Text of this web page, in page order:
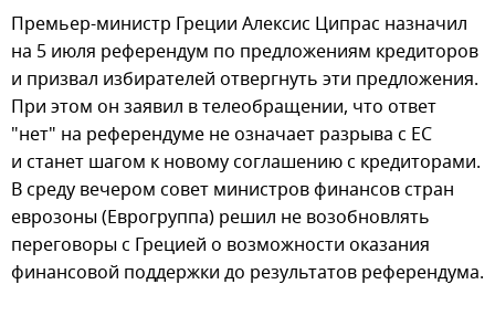
Премьер-министр Греции Алексис Ципрас назначил
на 5 июля референдум по предложениям кредиторов
и призвал избирателей отвергнуть эти предложения.
При этом он заявил в телеобращении, что ответ
"нет" на референдуме не означает разрыва с ЕС
и станет шагом к новому соглашению с кредиторами.
В среду вечером совет министров финансов стран
еврозоны (Еврогруппа) решил не возобновлять
переговоры с Грецией о возможности оказания
финансовой поддержки до результатов референдума.